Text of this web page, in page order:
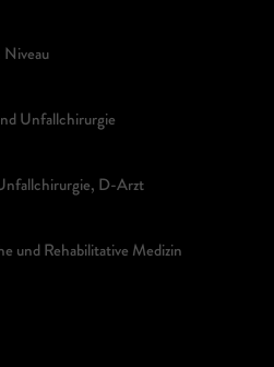
Niveau
Unfallchirurgie
D-Arzt
und Rehabilitative Medizin